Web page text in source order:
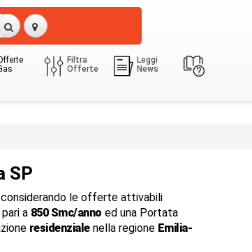
Filtra
Offerte
Leggi
News
SP
le offerte attivabili
a 850 Smc/anno ed una Portata
residenzialenella regione Emilia-